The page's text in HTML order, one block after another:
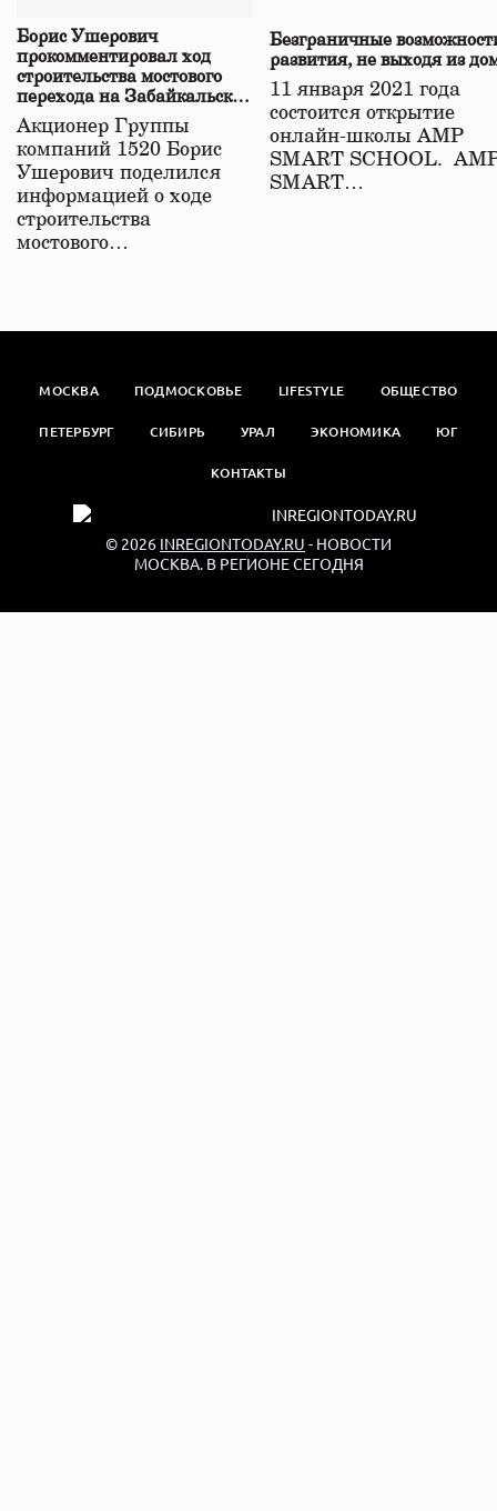
Борис Ушерович
прокомментировал ход
строительства мостового
перехода на Забайкальской
железной дороге
Акционер Группы
компаний 1520 Борис
Ушерович поделился
информацией о ходе
строительства
мостового…
Безграничные
развития, не выходя из
11 января 2021 года
состоится открытие
онлайн-школы АМР
SMART SCHOOL.
SMART…
МОСКВА ПОДМОСКОВЬЕ LIFESTYLE ОБЩЕСТВО
ПЕТЕРБУРГ СИБИРЬ УРАЛ ЭКОНОМИКА ЮГ
КОНТАКТЫ
© 2026 INREGIONTODAY.RU - НОВОСТИ
МОСКВА. В РЕГИОНЕ СЕГОДНЯ